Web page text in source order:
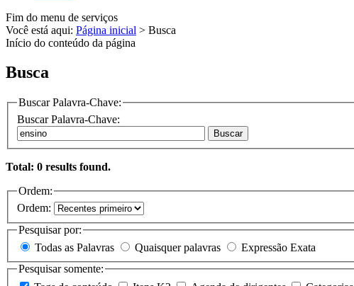
Fim do menu de serviços
Você está aqui: Página inicial > Busca
Início do conteúdo da página
Busca
Buscar Palavra-Chave:
Buscar Palavra-Chave:
Buscar
Total: 0 results found.
Ordem:
Ordem:
Pesquisar por:
Todas as Palavras
Quaisquer palavras
Expressão Exata
Pesquisar somente: